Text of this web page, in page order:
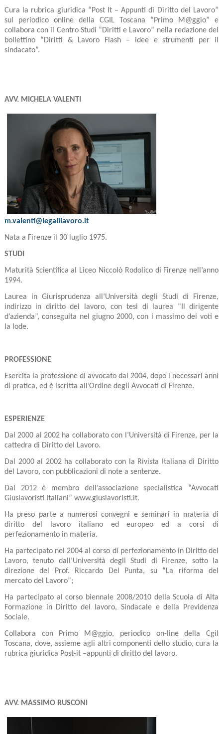
Cura la rubrica giuridica “Post It – Appunti di Diritto del Lavoro”
sul periodico online della CGIL Toscana “Primo M@ggio” e
collabora con il Centro Studi “Diritti e Lavoro” nella redazione del
bollettino “Diritti & Lavoro Flash – idee e strumenti per il
sindacato”.
AVV. MICHELA VALENTI
m.valenti@legalilavoro.it
Nata a Firenze il 30 luglio 1975.
STUDI
Maturità Scientifica al Liceo Niccolò Rodolico di Firenze nell’anno
1994.
Laurea in Giurisprudenza all’Università degli Studi di Firenze,
indirizzo in diritto del lavoro, con tesi di laurea “Il dirigente
d’azienda”, conseguita nel giugno 2000, con i massimo dei voti e
la lode.
PROFESSIONE
Esercita la professione di avvocato dal 2004, dopo i necessari anni
di pratica, ed è iscritta all’Ordine degli Avvocati di Firenze.
ESPERIENZE
Dal 2000 al 2002 ha collaborato con l’Università di Firenze, per la
cattedra di Diritto del Lavoro.
Dal 2000 al 2002 ha collaborato con la Rivista Italiana di Diritto
del Lavoro, con pubblicazioni di note a sentenze.
Dal 2012 è membro dell’associazione specialistica “Avvocati
Giuslavoristi Italiani” www.giuslavoristi.it.
Ha preso parte a numerosi convegni e seminari in materia di
diritto del lavoro italiano ed europeo ed a corsi di
perfezionamento in materia.
Ha partecipato nel 2004 al corso di perfezionamento in Diritto del
Lavoro, tenuto dall’Università degli Studi di Firenze, sotto la
direzione del Prof. Riccardo Del Punta, su “La riforma del
mercato del Lavoro”;
Ha partecipato al corso biennale 2008/2010 della Scuola di Alta
Formazione in Diritto del lavoro, Sindacale e della Previdenza
Sociale.
Collabora con Primo M@ggio, periodico on-line della Cgil
Toscana, dove, assieme agli altri componenti dello studio, cura la
rubrica giuridica Post-it –appunti di diritto del lavoro.
AVV. MASSIMO RUSCONI